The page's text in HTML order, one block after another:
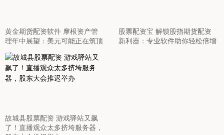
黄金期货配资软件 摩根资产管
理年中展望：美元可能正在筑顶
股票配资宝 解锁股指期货配资
新利器：专业软件助你轻松倍增
故城县股票配资 游戏驿站又飙
了！直播观众太多挤垮服务器，